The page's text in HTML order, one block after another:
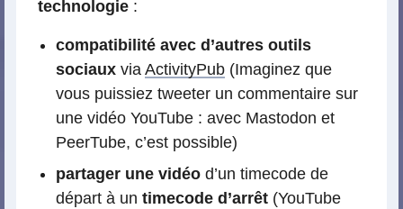
technologie :
compatibilité avec d’autres outils
sociaux via ActivityPub (Imaginez que
vous puissiez tweeter un commentaire sur
une vidéo YouTube : avec Mastodon et
PeerTube, c’est possible)
partager une vidéo d’un timecode de
départ à un timecode d’arrêt (YouTube